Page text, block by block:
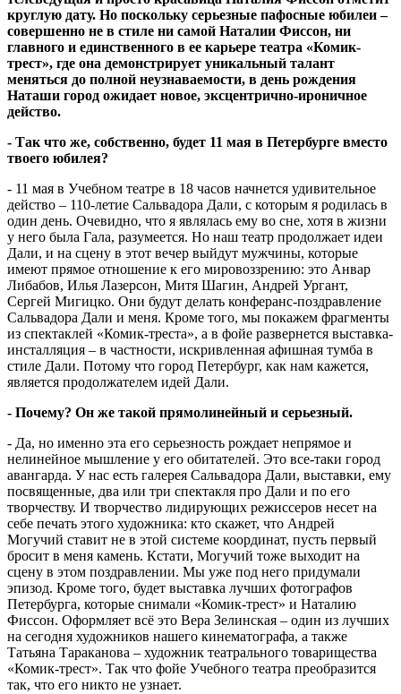
круглую дату. Но поскольку серьезные пафосные юбилеи –
совершенно не в стиле ни самой Наталии Фиссон, ни
главного и единственного в ее карьере театра «Комик-
трест», где она демонстрирует уникальный талант
меняться до полной неузнаваемости, в день рождения
Наташи город ожидает новое, эксцентрично-ироничное
действо.
- Так что же, собственно, будет 11 мая в Петербурге вместо
твоего юбилея?
- 11 мая в Учебном театре в 18 часов начнется удивительное
действо – 110-летие Сальвадора Дали, с которым я родилась в
один день. Очевидно, что я являлась ему во сне, хотя в жизни
у него была Гала, разумеется. Но наш театр продолжает идеи
Дали, и на сцену в этот вечер выйдут мужчины, которые
имеют прямое отношение к его мировоззрению: это Анвар
Либабов, Илья Лазерсон, Митя Шагин, Андрей Ургант,
Сергей Мигицко. Они будут делать конферанс-поздравление
Сальвадора Дали и меня. Кроме того, мы покажем фрагменты
из спектаклей «Комик-треста», а в фойе развернется выставка-
инсталляция – в частности, искривленная афишная тумба в
стиле Дали. Потому что город Петербург, как нам кажется,
является продолжателем идей Дали.
- Почему? Он же такой прямолинейный и серьезный.
- Да, но именно эта его серьезность рождает непрямое и
нелинейное мышление у его обитателей. Это все-таки город
авангарда. У нас есть галерея Сальвадора Дали, выставки, ему
посвященные, два или три спектакля про Дали и по его
творчеству. И творчество лидирующих режиссеров несет на
себе печать этого художника: кто скажет, что Андрей
Могучий ставит не в этой системе координат, пусть первый
бросит в меня камень. Кстати, Могучий тоже выходит на
сцену в этом поздравлении. Мы уже под него придумали
эпизод. Кроме того, будет выставка лучших фотографов
Петербурга, которые снимали «Комик-трест» и Наталию
Фиссон. Оформляет всё это Вера Зелинская – один из лучших
на сегодня художников нашего кинематографа, а также
Татьяна Тараканова – художник театрального товарищества
«Комик-трест». Так что фойе Учебного театра преобразится
так, что его никто не узнает.